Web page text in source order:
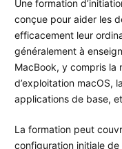
Une formation
conçue pour aider les
efficacement leur
généralement à
MacBook, y compris la
d’exploitation macOS,
applications de base,
La formation peut
configuration initiale